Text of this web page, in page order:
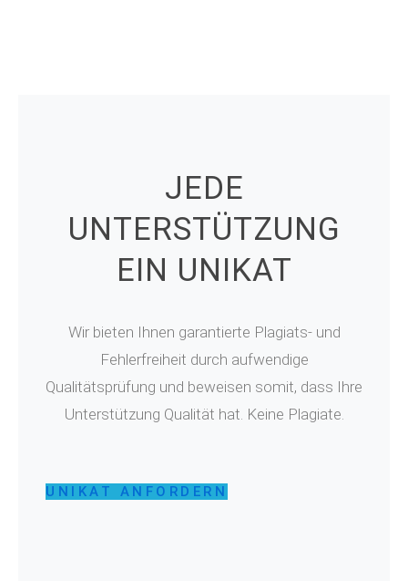
JEDE
UNTERSTÜTZUNG
EIN UNIKAT
Wir bieten Ihnen garantierte Plagiats- und
Fehlerfreiheit durch aufwendige
Qualitätsprüfung und beweisen somit, dass Ihre
Unterstützung Qualität hat. Keine Plagiate.
UNIKAT ANFORDERN